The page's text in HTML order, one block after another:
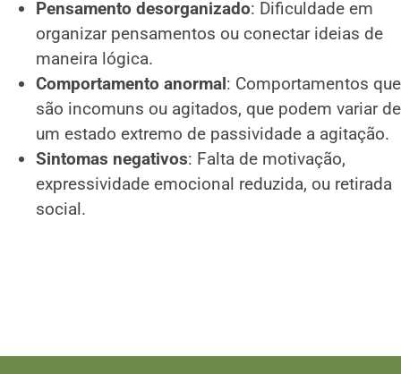
Pensamento desorganizado: Dificuldade em
organizar pensamentos ou conectar ideias de
maneira lógica.
Comportamento anormal: Comportamentos que
são incomuns ou agitados, que podem variar de
um estado extremo de passividade a agitação.
Sintomas negativos: Falta de motivação,
expressividade emocional reduzida, ou retirada
social.